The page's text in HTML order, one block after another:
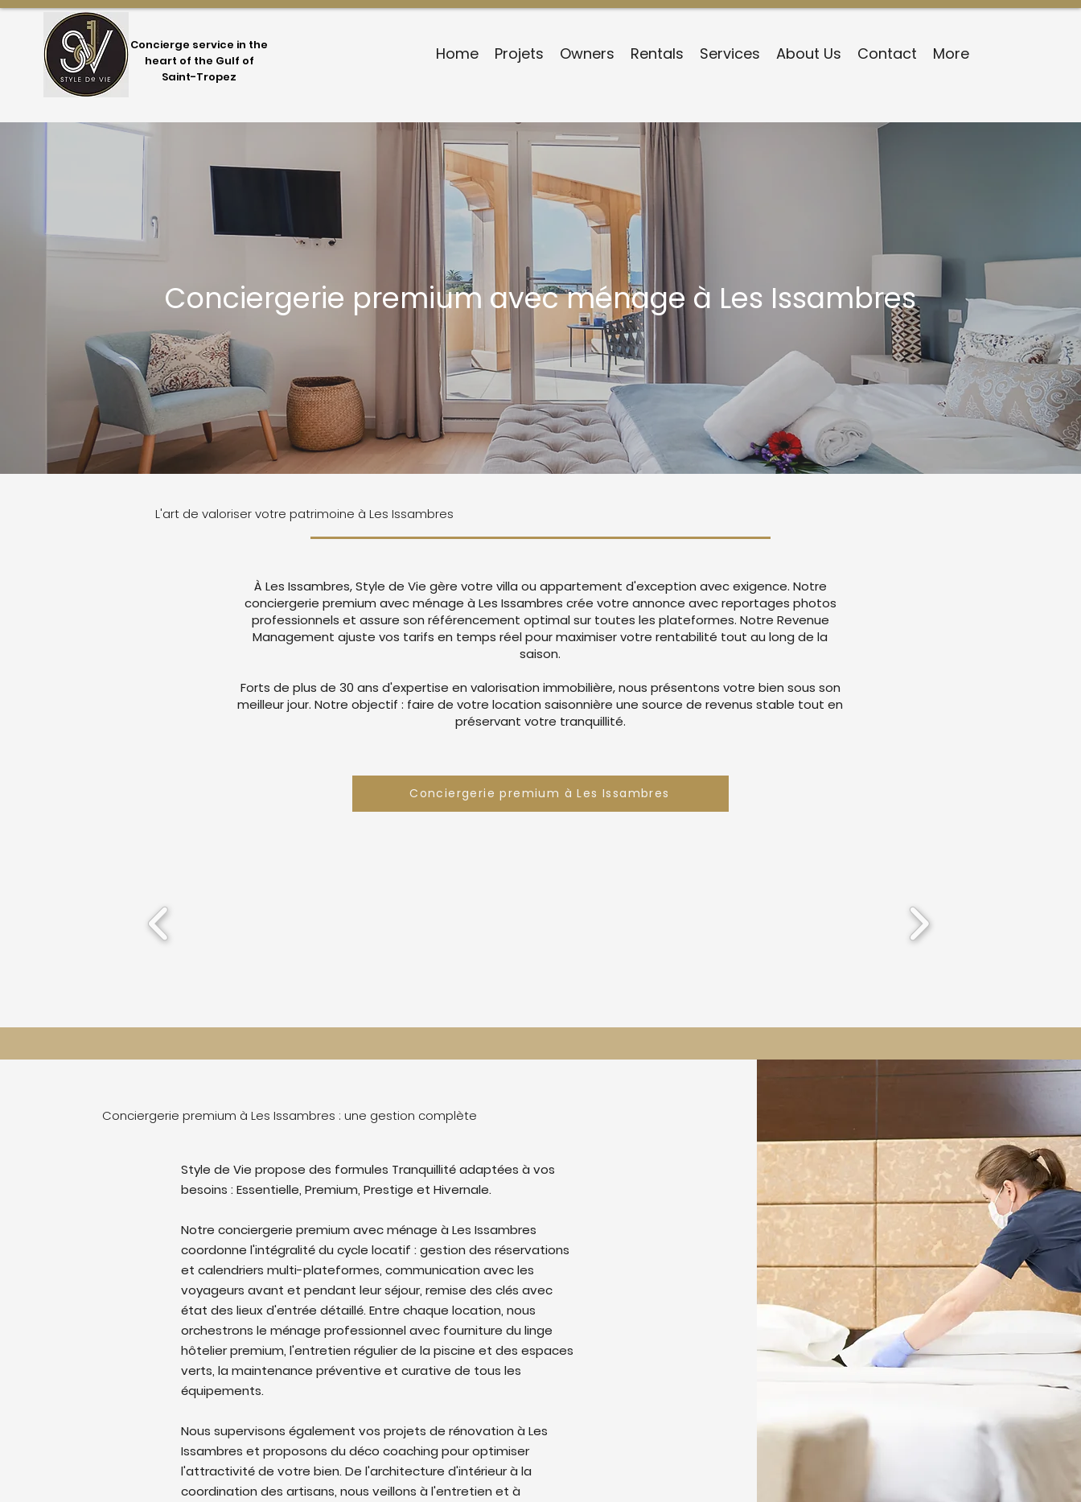
Concierge service in the
heart of the Gulf of
Saint-Tropez
Home Projets Owners Rentals Services About Us Contact More
Conciergerie premium avec ménage à Les Issambres
L'art de valoriser votre patrimoine à Les Issambres
À Les Issambres, Style de Vie gère votre villa ou appartement d'exception avec exigence. Notre
conciergerie premium avec ménage à Les Issambres crée votre annonce avec reportages photos
professionnels et assure son référencement optimal sur toutes les plateformes. Notre Revenue
Management ajuste vos tarifs en temps réel pour maximiser votre rentabilité tout au long de la
saison.
Forts de plus de 30 ans d'expertise en valorisation immobilière, nous présentons votre bien sous son
meilleur jour. Notre objectif : faire de votre location saisonnière une source de revenus stable tout en
préservant votre tranquillité.
Conciergerie premium à Les Issambres
Conciergerie premium à Les Issambres : une gestion complète
Style de Vie propose des formules Tranquillité adaptées à vos
besoins : Essentielle, Premium, Prestige et Hivernale.
Notre conciergerie premium avec ménage à Les Issambres
coordonne l'intégralité du cycle locatif : gestion des réservations
et calendriers multi-plateformes, communication avec les
voyageurs avant et pendant leur séjour, remise des clés avec
état des lieux d'entrée détaillé. Entre chaque location, nous
orchestrons le ménage professionnel avec fourniture du linge
hôtelier premium, l'entretien régulier de la piscine et des espaces
verts, la maintenance préventive et curative de tous les
équipements.
Nous supervisons également vos projets de rénovation à Les
Issambres et proposons du déco coaching pour optimiser
l'attractivité de votre bien. De l'architecture d'intérieur à la
coordination des artisans, nous veillons à l'entretien et à